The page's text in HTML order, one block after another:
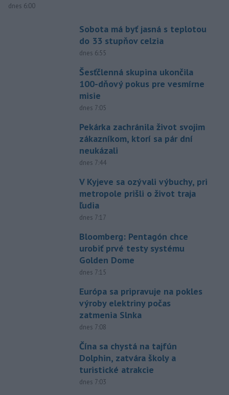
dnes 6:00
Sobota má byť jasná s teplotou
do 33 stupňov celzia
dnes 6:55
Šesťčlenná skupina ukončila
100-dňový pokus pre vesmírne
misie
dnes 7:05
Pekárka zachránila život svojim
zákazníkom, ktorí sa pár dní
neukázali
dnes 7:44
V Kyjeve sa ozývali výbuchy, pri
metropole prišli o život traja
ľudia
dnes 7:17
Bloomberg: Pentagón chce
urobiť prvé testy systému
Golden Dome
dnes 7:15
Európa sa pripravuje na pokles
výroby elektriny počas
zatmenia Slnka
dnes 7:08
Čína sa chystá na tajfún
Dolphin, zatvára školy a
turistické atrakcie
dnes 7:03